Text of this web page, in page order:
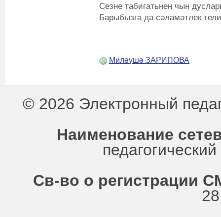
Сезне табигатьнең чын
Барыбызга да сәламәтлек
Миләүшә ЗАРИПОВА
© 2026 Электронный
Наименование
Св-во о регистрации